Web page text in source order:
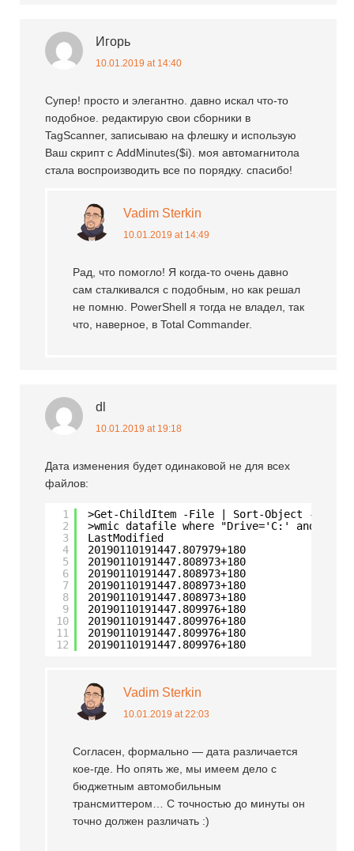
Игорь
10.01.2019 at 14:40
Супер! просто и элегантно. давно искал что-то
подобное. редактирую свои сборники в
TagScanner, записываю на флешку и использую
Ваш скрипт с AddMinutes($i). моя автомагнитола
стала воспроизводить все по порядку. спасибо!
Vadim Sterkin
10.01.2019 at 14:49
Рад, что помогло! Я когда-то очень давно
сам сталкивался с подобным, но как решал
не помню. PowerShell я тогда не владел, так
что, наверное, в Total Commander.
dl
10.01.2019 at 19:18
Дата изменения будет одинаковой не для всех
файлов:
1
2
3
4
5
6
7
8
9
10
11
12
>Get-ChildItem -File | Sort-Object -
>wmic datafile where "Drive='C:' and
LastModified
20190110191447.807979+180
20190110191447.808973+180
20190110191447.808973+180
20190110191447.808973+180
20190110191447.808973+180
20190110191447.809976+180
20190110191447.809976+180
20190110191447.809976+180
20190110191447.809976+180
Vadim Sterkin
10.01.2019 at 22:03
Согласен, формально — дата различается
кое-где. Но опять же, мы имеем дело с
бюджетным автомобильным
трансмиттером… С точностью до минуты он
точно должен различать :)